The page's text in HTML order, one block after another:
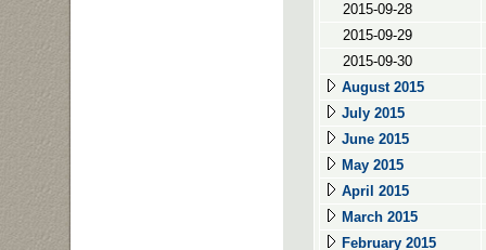
2015-09-28
2015-09-29
2015-09-30
August 2015
July 2015
June 2015
May 2015
April 2015
March 2015
February 2015